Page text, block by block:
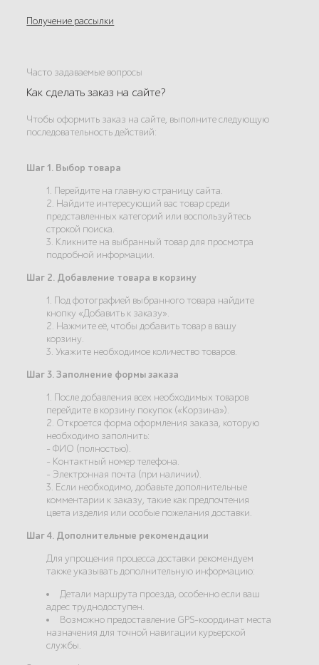
Получение рассылки
Часто задаваемые вопросы
Как сделать заказ на сайте?
Чтобы оформить заказ на сайте, выполните следующую
последовательность действий:
Шаг 1. Выбор товара
1. Перейдите на главную страницу сайта.
2. Найдите интересующий вас товар среди
представленных категорий или воспользуйтесь
строкой поиска.
3. Кликните на выбранный товар для просмотра
подробной информации.
Шаг 2. Добавление товара в корзину
1. Под фотографией выбранного товара найдите
кнопку «Добавить к заказу».
2. Нажмите её, чтобы добавить товар в вашу
корзину.
3. Укажите необходимое количество товаров.
Шаг 3. Заполнение формы заказа
1. После добавления всех необходимых товаров
перейдите в корзину покупок («Корзина»).
2. Откроется форма оформления заказа, которую
необходимо заполнить:
- ФИО (полностью).
- Контактный номер телефона.
- Электронная почта (при наличии).
3. Если необходимо, добавьте дополнительные
комментарии к заказу, такие как предпочтения
цвета изделия или особые пожелания доставки.
Шаг 4. Дополнительные рекомендации
Для упрощения процесса доставки рекомендуем
также указывать дополнительную информацию:
Детали маршрута проезда, особенно если ваш
адрес труднодоступен.
Возможно предоставление GPS-координат места
назначения для точной навигации курьерской
службы.